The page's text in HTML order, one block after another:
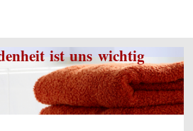
ist uns wichtig